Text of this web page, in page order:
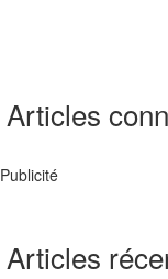
Articles
Publicité
Articles